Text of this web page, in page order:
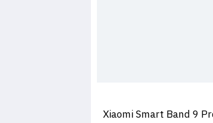
Xiaomi Smart Band 9